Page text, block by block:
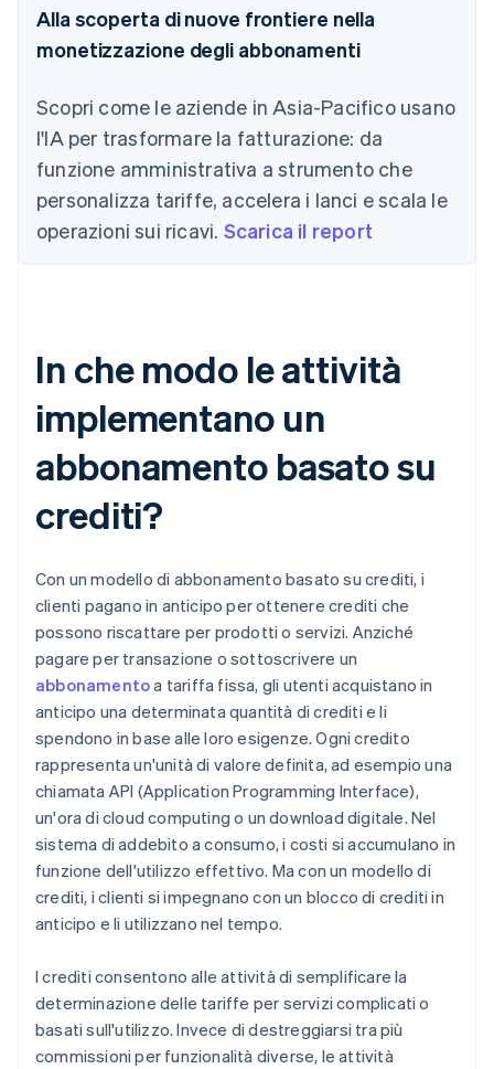
Alla scoperta di nuove frontiere nella
monetizzazione degli abbonamenti
Scopri come le aziende in Asia-Pacifico usano
l'IA per trasformare la fatturazione: da
funzione amministrativa a strumento che
personalizza tariffe, accelera i lanci e scala le
operazioni sui ricavi. Scarica il report
In che modo le attività
implementano un
abbonamento basato su
crediti?
Con un modello di abbonamento basato su crediti, i
clienti pagano in anticipo per ottenere crediti che
possono riscattare per prodotti o servizi. Anziché
pagare per transazione o sottoscrivere un
abbonamentoa tariffa fissa, gli utenti acquistano in
anticipo una determinata quantità di crediti e li
spendono in base alle loro esigenze. Ogni credito
rappresenta un'unità di valore definita, ad esempio una
chiamata API (Application Programming Interface),
un'ora di cloud computing o un download digitale. Nel
sistema di addebito a consumo, i costi si accumulano in
funzione dell'utilizzo effettivo. Ma con un modello di
crediti, i clienti si impegnano con un blocco di crediti in
anticipo e li utilizzano nel tempo.
I crediti consentono alle attività di semplificare la
determinazione delle tariffe per servizi complicati o
basati sull'utilizzo. Invece di destreggiarsi tra più
commissioni per funzionalità diverse, le attività